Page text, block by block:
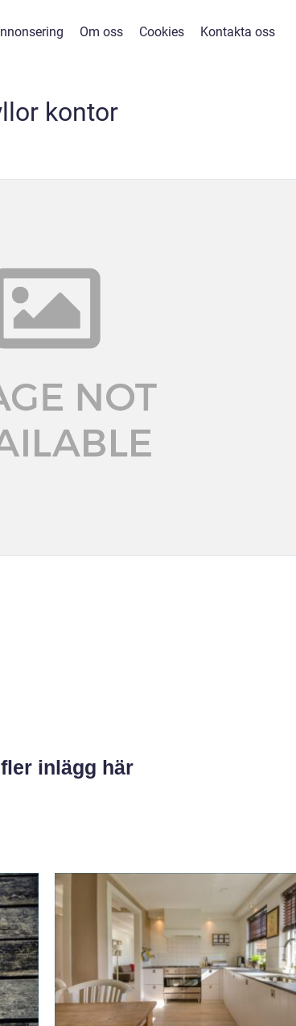
Om oss Cookies Kontakta oss
kontor
inlägg här